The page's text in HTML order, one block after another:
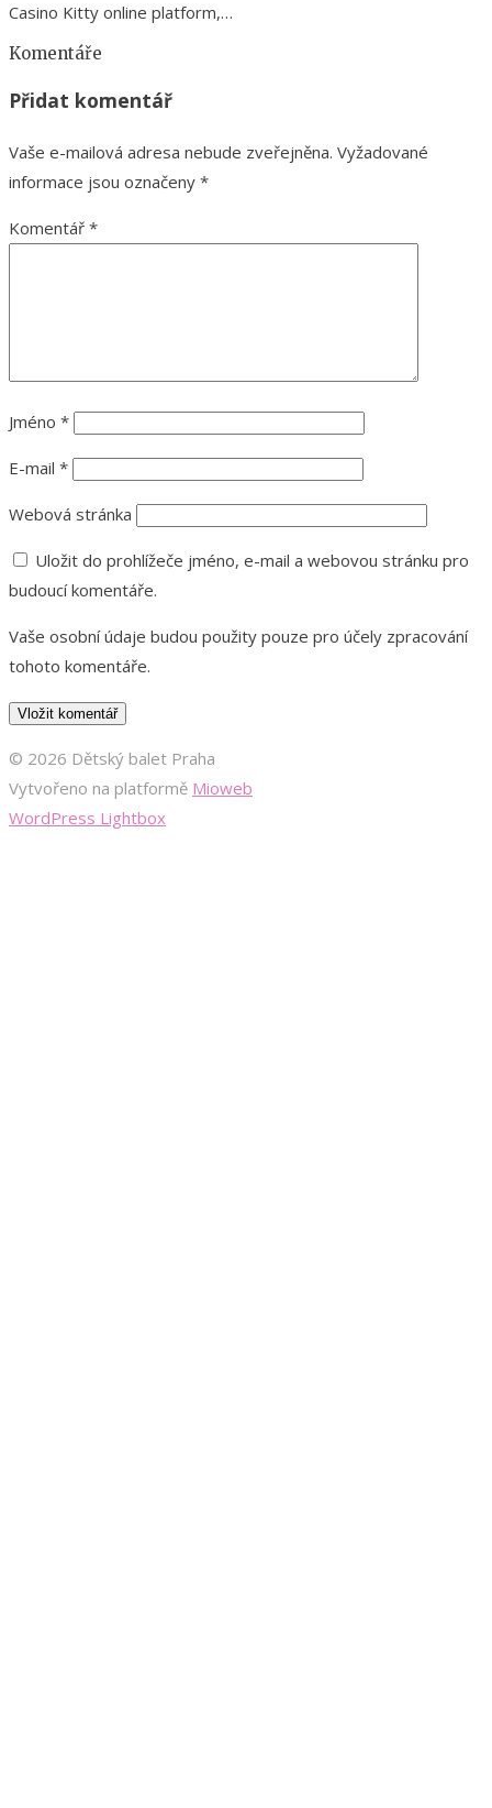
Casino Kitty online platform,…
Komentáře
Přidat komentář
Vaše e-mailová adresa nebude zveřejněna. Vyžadované
informace jsou označeny *
Komentář *
Jméno *
E-mail *
Webová stránka
Uložit do prohlížeče jméno, e-mail a webovou stránku pro
budoucí komentáře.
Vaše osobní údaje budou použity pouze pro účely zpracování
tohoto komentáře.
© 2026 Dětský balet Praha
Vytvořeno na platformě Mioweb
WordPress Lightbox